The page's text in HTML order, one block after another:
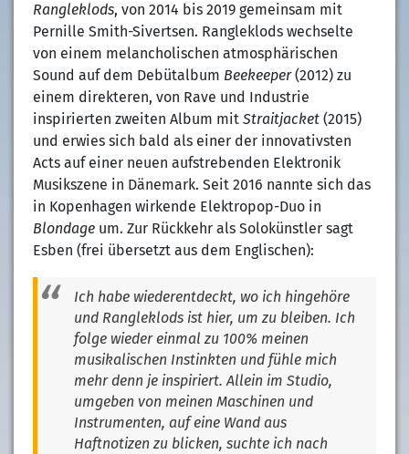
Rangleklods, von 2014 bis 2019 gemeinsam mit
Pernille Smith-Sivertsen. Rangleklods wechselte
von einem melancholischen atmosphärischen
Sound auf dem Debütalbum Beekeeper(2012) zu
einem direkteren, von Rave und Industrie
inspirierten zweiten Album mit Straitjacket(2015)
und erwies sich bald als einer der innovativsten
Acts auf einer neuen aufstrebenden Elektronik
Musikszene in Dänemark. Seit 2016 nannte sich das
in Kopenhagen wirkende Elektropop-Duo in
Blondageum. Zur Rückkehr als Solokünstler sagt
Esben (frei übersetzt aus dem Englischen):
Ich habe wiederentdeckt, wo ich hingehöre
und Rangleklods ist hier, um zu bleiben. Ich
folge wieder einmal zu 100% meinen
musikalischen Instinkten und fühle mich
mehr denn je inspiriert. Allein im Studio,
umgeben von meinen Maschinen und
Instrumenten, auf eine Wand aus
Haftnotizen zu blicken, suchte ich nach